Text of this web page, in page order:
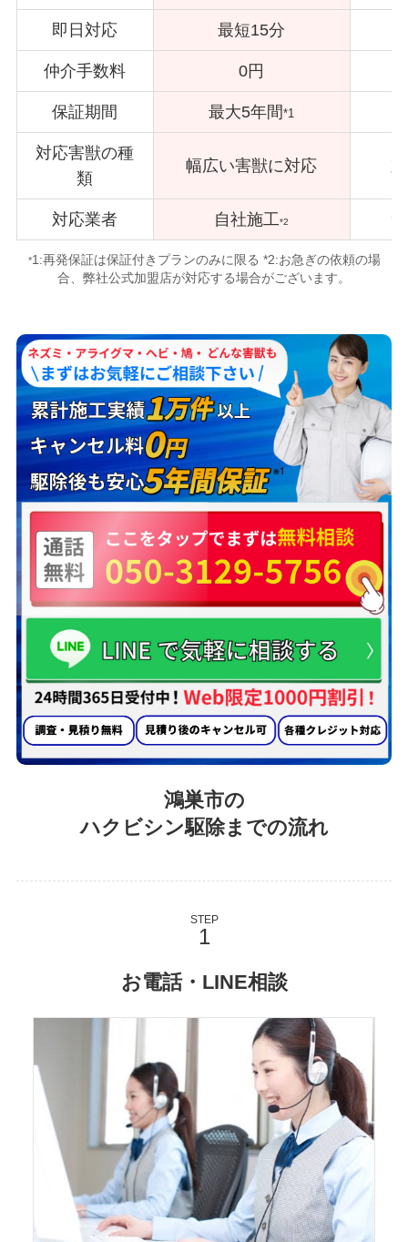
即日対応 最短15分
仲介手数料 0円
保証期間 最大5年間*1
対応害獣の種
類
幅広い害獣に対応
対応業者 自社施工*2
*1:再発保証は保証付きプランのみに限る *2:お急ぎの依頼の場
合、弊社公式加盟店が対応する場合がございます。
鴻巣市の
ハクビシン駆除までの流れ
STEP
お電話・LINE相談